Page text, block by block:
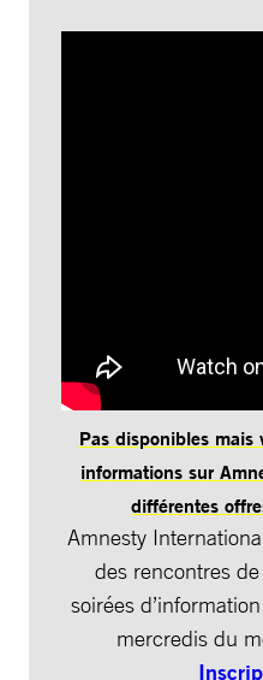
Pas disponibles mais
informations sur
différentes
Amnesty
des rencontres
soirées
mercredis du